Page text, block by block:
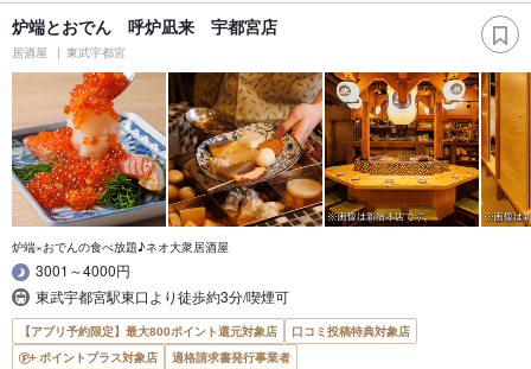
炉端とおでん 呼炉凪来 宇都宮店
居酒屋 東武宇都宮
炉端×おでんの食べ放題♪ネオ大衆居酒屋
3001～4000円
東武宇都宮駅東口より徒歩約3分/喫煙可
【アプリ予約限定】最大800ポイント還元対象店
口コミ投稿特典対象店
ポイントプラス対象店
適格請求書発行事業者